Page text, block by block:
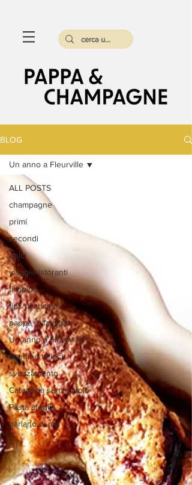
BLOG
ALL POSTS
champagne
primi
secondi
dolci
viaggieristoranti
filippine
tips di cucina
pappa di famiglia
Un anno a Fleurville
ricettine veloci
svezzamento
Categoria senza titolo
Pasta sfoglia
parlano di me
Un anno a Fleurville